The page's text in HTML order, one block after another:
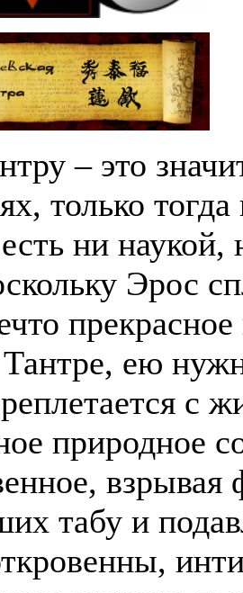
– это
только
ни
Эрос
Тантре, ею
с
природное
табу и